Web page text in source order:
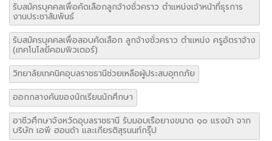
รับสมัครบุคคลเพื่อคัดเลือกลูกจ้างชั่วคราว ตำแหน่งเจ้าหน้าที่ธุรการ
งานประชาสัมพันธ์
รับสมัครบุคคลเพื่อสอบคัดเลือก ลูกจ้างชั่วคราว ตำแหน่ง ครูอัตราจ้าง
(เทคโนโลยีคอมพิวเตอร์)
วิทยาลัยเทคนิคอุบลราชธานีช่วยเหลือผู้ประสบอุทกภัย
ออกกลางคันของนักเรียนนักศึกษา
อาชีวศึกษาจังหวัดอุบลราชธานี รับมอบเรือยางขนาด ๑๐ แรงม้า จาก
บริษัท เอพี ฮอนด้า และเกียรติสุรนนท์กรุ๊ป